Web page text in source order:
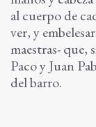
al cuerpo de
ver, y
maestras- que,
Paco y Juan
del barro.